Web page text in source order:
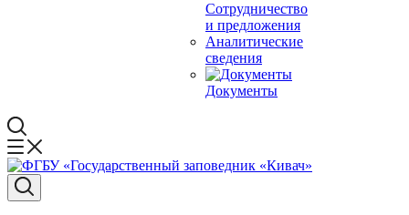
Сотрудничество
и предложения
Аналитические
сведения
Документы